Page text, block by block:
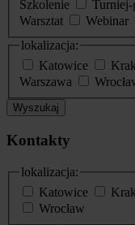
Szkolenie
Turniej-
Warsztat
Webinar
lokalizacja:
Katowice
Warszawa
Wyszukaj
Kontakty
lokalizacja:
Katowice
Wrocław